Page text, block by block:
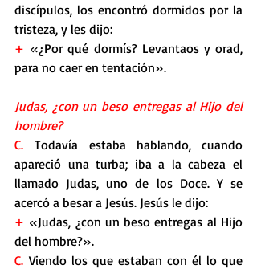
discípulos, los encontró dormidos por la
tristeza, y les dijo:
+ «¿Por qué dormís? Levantaos y orad,
para no caer en tentación».
Judas, ¿con un beso entregas al Hijo del
hombre?
C. Todavía estaba hablando, cuando
apareció una turba; iba a la cabeza el
llamado Judas, uno de los Doce. Y se
acercó a besar a Jesús. Jesús le dijo:
+ «Judas, ¿con un beso entregas al Hijo
del hombre?».
C. Viendo los que estaban con él lo que